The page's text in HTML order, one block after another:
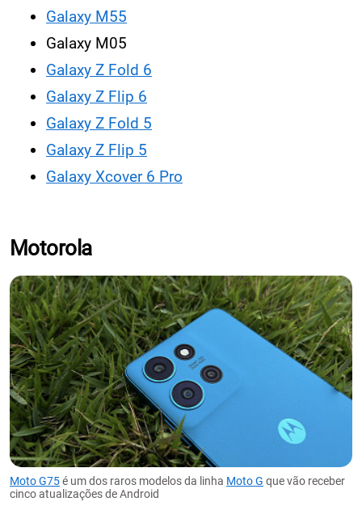
Galaxy M55
Galaxy M05
Galaxy Z Fold 6
Galaxy Z Flip 6
Galaxy Z Fold 5
Galaxy Z Flip 5
Galaxy Xcover 6 Pro
Motorola
Moto G75é um dos raros modelos da linha Moto G que vão receber
cinco atualizações de Android